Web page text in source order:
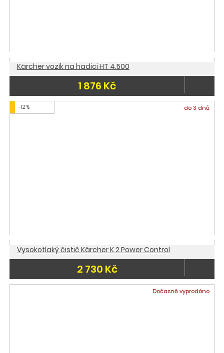
Kärcher vozík na hadici HT 4.500
1 876 Kč
-12 % do 3 dnů
Vysokotlaký čistič Kärcher K 2 Power Control
2 730 Kč
Dočasně vyprodáno